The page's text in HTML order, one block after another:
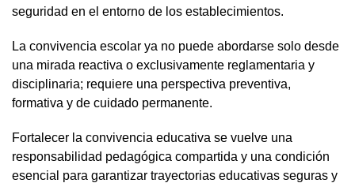
seguridad en el entorno de los establecimientos.
La convivencia escolar ya no puede abordarse solo desde
una mirada reactiva o exclusivamente reglamentaria y
disciplinaria; requiere una perspectiva preventiva,
formativa y de cuidado permanente.
Fortalecer la convivencia educativa se vuelve una
responsabilidad pedagógica compartida y una condición
esencial para garantizar trayectorias educativas seguras y